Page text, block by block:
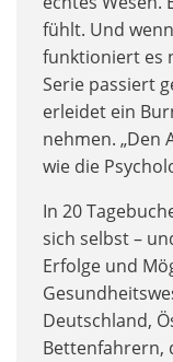
fühlt. Und
funktioniert es
Serie passiert
erleidet ein
nehmen. „Den
wie die
In 20
sich selbst –
Erfolge und
Deutschland,
Bettenfahrern,